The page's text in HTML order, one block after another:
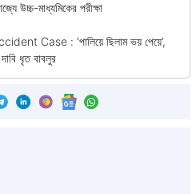
উচ্চ-মাধ্যমিকের পরীক্ষা
Case : ‘পালিয়ে ছিলাম ভয় পেয়ে’,
ধৃত বাবলুর